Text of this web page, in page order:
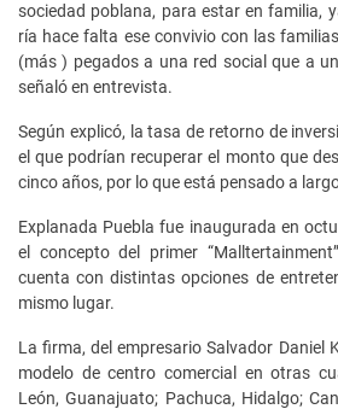
sociedad poblana, para estar en familia,
ría hace falta ese convivio con las
(más ) pegados a una red social que a
señaló en entrevista.
Según explicó, la tasa de retorno de
el que podrían recuperar el monto que
cinco años, por lo que está pensado a
Explanada Puebla fue inaugurada en
el concepto del primer
cuenta con distintas opciones de
mismo lugar.
La firma, del empresario Salvador Daniel
modelo de centro comercial en otras
León, Guanajuato; Pachuca, Hidalgo;